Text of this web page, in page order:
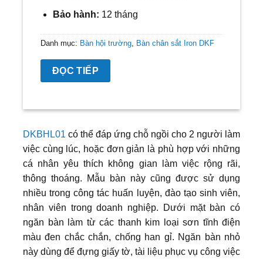
Bảo hành: 12 tháng
Danh mục: Bàn hội trường Bàn chân sắt Iron DKF
ĐỌC TIẾP
DKBHL01 có thể đáp ứng chỗ ngồi cho 2 người làm
việc cùng lúc, hoặc đơn giản là phù hợp với những
cá nhân yêu thích không gian làm việc rộng rãi,
thông thoáng. Mẫu bàn này cũng được sử dụng
nhiều trong công tác huấn luyện, đào tạo sinh viên,
nhân viên trong doanh nghiệp. Dưới mặt bàn có
ngăn bàn làm từ các thanh kim loại sơn tĩnh điện
màu đen chắc chắn, chống han gỉ. Ngăn bàn nhỏ
này dùng để đựng giấy tờ, tài liệu phục vụ công việc